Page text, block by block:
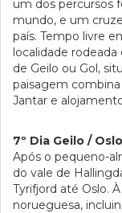
um dos percursos
mundo, e um
país. Tempo livre
localidade
de Geilo ou Gol,
paisagem combina
Jantar e
7º Dia Geilo / Oslo
Após o pequeno-
do vale de
Tyrifjord até Oslo.
norueguesa,